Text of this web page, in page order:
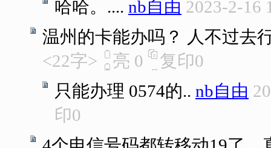
哈哈。.... nb自由 2023-2-16
温州的卡能办吗？ 人不过去
<22字>
亮 0 复印0
只能办理 0574的.. nb自由
印0